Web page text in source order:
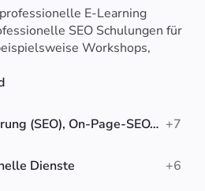
E-Learning
SEO Schulungen für
Workshops,
Sprechstunde.
Suchmaschinenoptimierung (SEO), On-Page-SEO, SEO-Beratung +7
Dienste
+6